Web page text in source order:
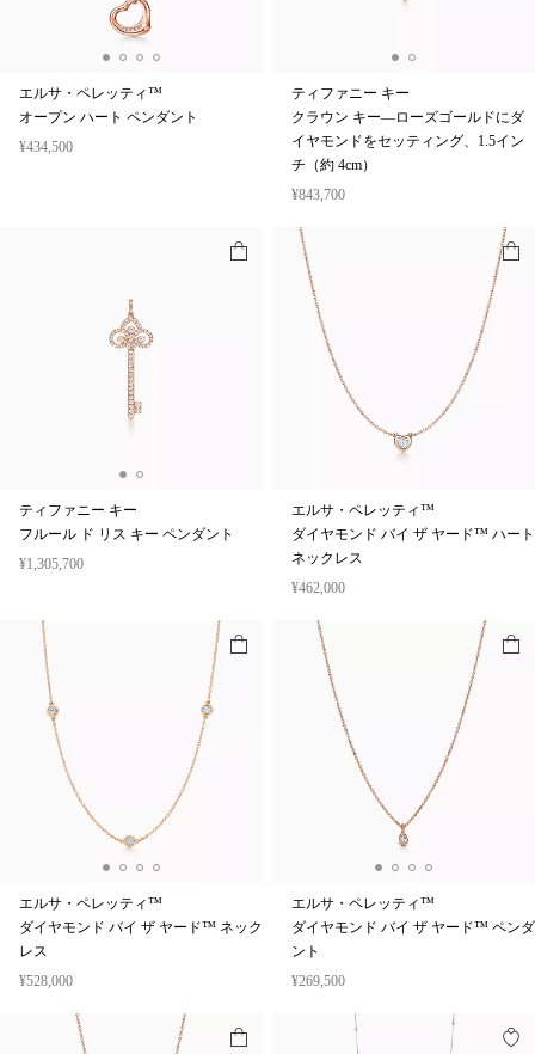
エルサ・ペレッティ™
オープン ハート ペンダント
¥434,500
ティファニー キー
クラウン キー—ローズゴールドにダ
イヤモンドをセッティング、1.5イン
チ（約 4cm）
¥843,700
ティファニー キー
フルール ド リス キー ペンダント
¥1,305,700
エルサ・ペレッティ™
ダイヤモンド バイ ザ ヤード™ ハート
ネックレス
¥462,000
エルサ・ペレッティ™
ダイヤモンド バイ ザ ヤード™ ネック
レス
¥528,000
エルサ・ペレッティ™
ダイヤモンド バイ ザ ヤード™ ペンダ
ント
¥269,500